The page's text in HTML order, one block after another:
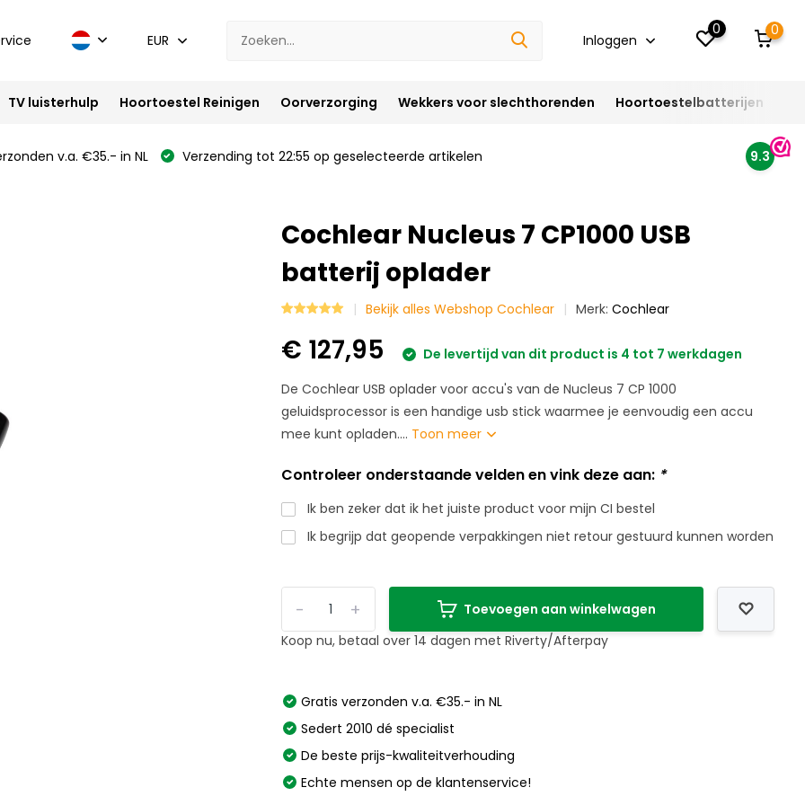
EUR Inloggen
0 0
TV luisterhulp Hoortoestel Reinigen Oorverzorging Wekkers voor slechthorenden Hoortoestelbatterijen
v.a. €35.- in NL Verzending tot 22:55 op geselecteerde artikelen 9.3
Cochlear Nucleus 7 CP1000 USB
batterij oplader
Bekijk alles Webshop Cochlear Merk:Cochlear
€ 127,95
De levertijd van dit product is 4 tot 7 werkdagen
De Cochlear USB oplader voor accu's van de Nucleus 7 CP 1000
geluidsprocessor is een handige usb stick waarmee je eenvoudig een accu
mee kunt opladen.... Toon meer
Controleer onderstaande velden en vink deze aan: *
Ik ben zeker dat ik het juiste product voor mijn CI bestel
Ik begrijp dat geopende verpakkingen niet retour gestuurd kunnen worden
+
-
Toevoegen aan winkelwagen
Koop nu, betaal over 14 dagen met Riverty/Afterpay
Gratis verzonden v.a. €35.- in NL
Sedert 2010 dé specialist
De beste prijs-kwaliteitverhouding
Echte mensen op de klantenservice!